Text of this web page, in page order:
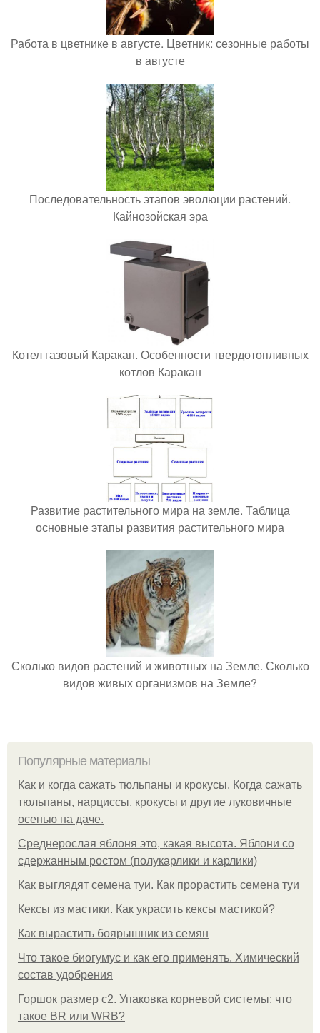
Работа в цветнике в августе. Цветник: сезонные работы
в августе
Последовательность этапов эволюции растений.
Кайнозойская эра
Котел газовый Каракан. Особенности твердотопливных
котлов Каракан
Развитие растительного мира на земле. Таблица
основные этапы развития растительного мира
Сколько видов растений и животных на Земле. Сколько
видов живых организмов на Земле?
Популярные материалы
Как и когда сажать тюльпаны и крокусы. Когда сажать
тюльпаны, нарциссы, крокусы и другие луковичные
осенью на даче.
Среднерослая яблоня это, какая высота. Яблони со
сдержанным ростом (полукарлики и карлики)
Как выглядят семена туи. Как прорастить семена туи
Кексы из мастики. Как украсить кексы мастикой?
Как вырастить боярышник из семян
Что такое биогумус и как его применять. Химический
состав удобрения
Горшок размер с2. Упаковка корневой системы: что
такое BR или WRB?